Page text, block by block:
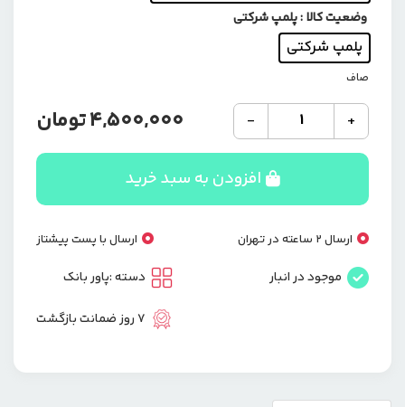
وضعیت کالا: پلمپ شرکتی
پلمپ شرکتی
صاف
+
پاوربانک
65
وات
RPP-
272
عدد
-
4,500,000تومان
افزودن به سبد خرید
ارسال 2 ساعته در تهران ارسال با پست پیشتاز
موجود در انبار دسته :پاور بانک
7 روز ضمانت بازگشت